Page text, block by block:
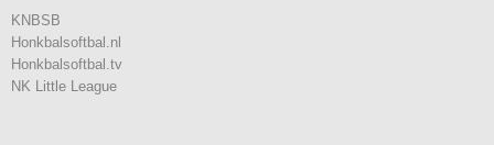
KNBSB
Honkbalsoftbal.nl
Honkbalsoftbal.tv
NK Little League